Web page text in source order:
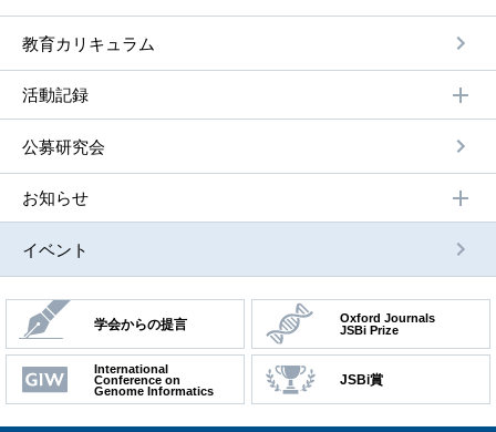
教育カリキュラム
活動記録
公募研究会
お知らせ
イベント
学会からの提言
Oxford Journals
JSBi Prize
International
Conference on
Genome Informatics
JSBi賞